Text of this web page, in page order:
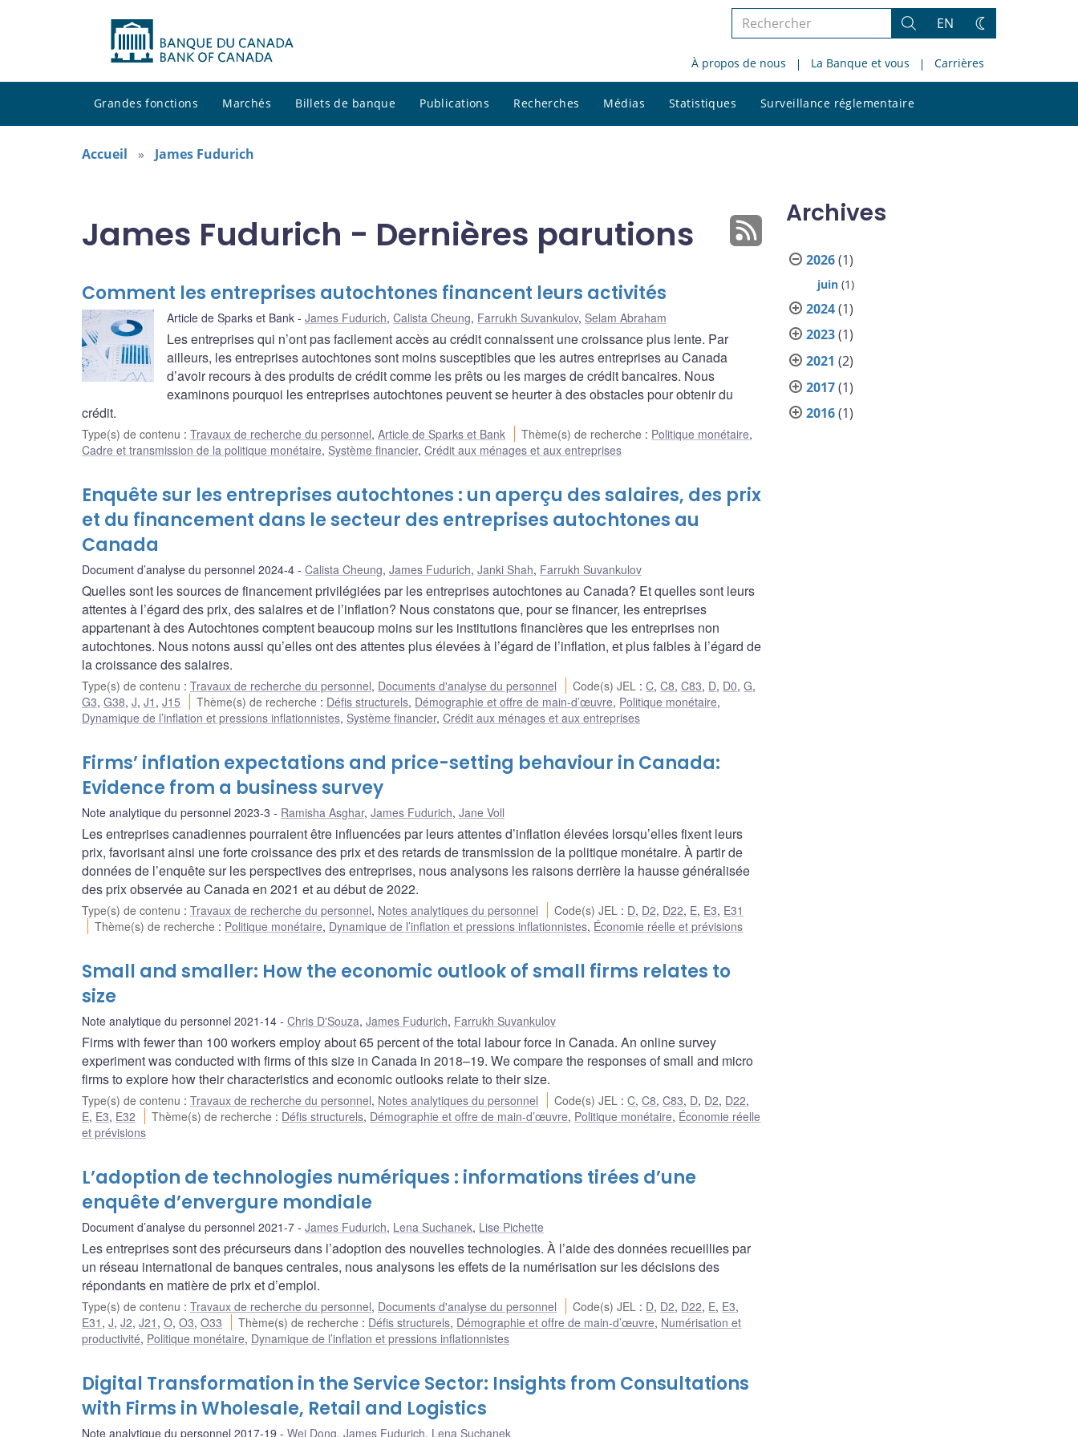
Rechercher
le
site
Rechercher
EN
Changez
thème
À propos de nous La Banque et vous Carrières
Grandes fonctions Marchés Billets de banque Publications Recherches Médias Statistiques Surveillance réglementaire
le
Accueil James Fudurich
James Fudurich - Dernières parutions
Comment les entreprises autochtones financent leurs activités
Article de Sparks et Bank James Fudurich, Calista Cheung, Farrukh Suvankulov, Selam Abraham
Les entreprises qui n’ont pas facilement accès au crédit connaissent une croissance plus lente. Par
ailleurs, les entreprises autochtones sont moins susceptibles que les autres entreprises au Canada
d’avoir recours à des produits de crédit comme les prêts ou les marges de crédit bancaires. Nous
examinons pourquoi les entreprises autochtones peuvent se heurter à des obstacles pour obtenir du
crédit.
Type(s) de contenu : Travaux de recherche du personnel, Article de Sparks et Bank Thème(s) de recherche : Politique monétaire,
Cadre et transmission de la politique monétaire, Système financier, Crédit aux ménages et aux entreprises
Enquête sur les entreprises autochtones : un aperçu des salaires, des prix
et du financement dans le secteur des entreprises autochtones au
Canada
Document d’analyse du personnel 2024-4 Calista Cheung, James Fudurich, Janki Shah, Farrukh Suvankulov
Quelles sont les sources de financement privilégiées par les entreprises autochtones au Canada? Et quelles sont leurs
attentes à l’égard des prix, des salaires et de l’inflation? Nous constatons que, pour se financer, les entreprises
appartenant à des Autochtones comptent beaucoup moins sur les institutions financières que les entreprises non
autochtones. Nous notons aussi qu’elles ont des attentes plus élevées à l’égard de l’inflation, et plus faibles à l’égard de
la croissance des salaires.
Type(s) de contenu : Travaux de recherche du personnel, Documents d'analyse du personnel Code(s) JEL :C,C8,C83, D, D0,G,
G3, G38, J, J1 , J15 Thème(s) de recherche : Défis structurels, Démographie et offre de main-d’œuvre, Politique monétaire,
Dynamique de l’inflation et pressions inflationnistes, Système financier, Crédit aux ménages et aux entreprises
Firms’ inflation expectations and price-setting behaviour in Canada:
Evidence from a business survey
Note analytique du personnel 2023-3 Ramisha Asghar, James Fudurich, Jane Voll
Les entreprises canadiennes pourraient être influencées par leurs attentes d’inflation élevées lorsqu’elles fixent leurs
prix, favorisant ainsi une forte croissance des prix et des retards de transmission de la politique monétaire. À partir de
données de l’enquête sur les perspectives des entreprises, nous analysons les raisons derrière la hausse généralisée
des prix observée au Canada en 2021 et au début de 2022.
Type(s) de contenu : Travaux de recherche du personnel, Notes analytiques du personnel Code(s) JEL : D, D2, D22, E, E3, E31
Thème(s) de recherche : Politique monétaire, Dynamique de l’inflation et pressions inflationnistes, Économie réelle et prévisions
Small and smaller: How the economic outlook of small firms relates to
size
Note analytique du personnel 2021-14 Chris D'Souza, James Fudurich, Farrukh Suvankulov
Firms with fewer than 100 workers employ about 65 percent of the total labour force in Canada. An online survey
experiment was conducted with firms of this size in Canada in 2018–19. We compare the responses of small and micro
firms to explore how their characteristics and economic outlooks relate to their size.
Type(s) de contenu : Travaux de recherche du personnel, Notes analytiques du personnel Code(s) JEL :C,C8,C83, D, D2, D22,
E, E3, E32 Thème(s) de recherche : Défis structurels, Démographie et offre de main-d’œuvre, Politique monétaire, Économie réelle
et prévisions
L’adoption de technologies numériques : informations tirées d’une
enquête d’envergure mondiale
Document d’analyse du personnel 2021-7 James Fudurich, Lena Suchanek, Lise Pichette
Les entreprises sont des précurseurs dans l’adoption des nouvelles technologies. À l’aide des données recueillies par
un réseau international de banques centrales, nous analysons les effets de la numérisation sur les décisions des
répondants en matière de prix et d’emploi.
Type(s) de contenu : Travaux de recherche du personnel, Documents d'analyse du personnel Code(s) JEL : D, D2, D22, E, E3,
E31 , J, J2, J21 , O, O3, O33 Thème(s) de recherche : Défis structurels, Démographie et offre de main-d’œuvre, Numérisation et
productivité, Politique monétaire, Dynamique de l’inflation et pressions inflationnistes
Digital Transformation in the Service Sector: Insights from Consultations
with Firms in Wholesale, Retail and Logistics
Note analytique du personnel 2017-19 Wei Dong, James Fudurich, Lena Suchanek
Archives
2026(1)
juin (1)
2024(1)
2023(1)
2021 (2)
2017(1)
2016(1)